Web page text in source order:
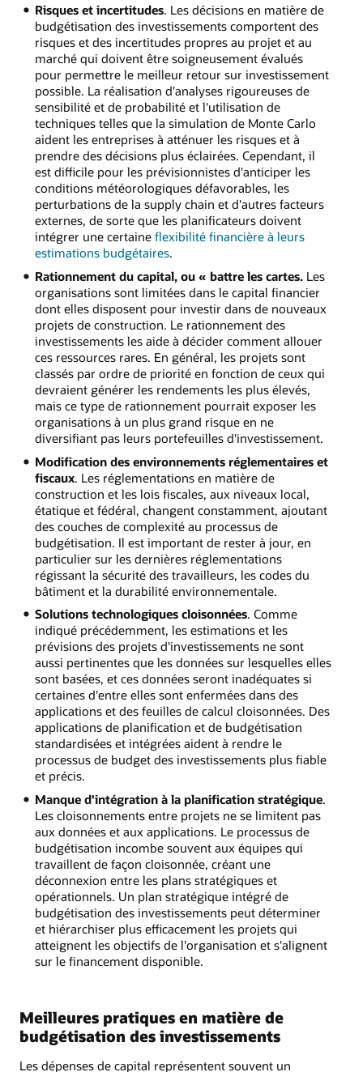
Risques et incertitudes. Les décisions en matière de
budgétisation des investissements comportent des
risques et des incertitudes propres au projet et au
marché qui doivent être soigneusement évalués
pour permettre le meilleur retour sur investissement
possible. La réalisation d'analyses rigoureuses de
sensibilité et de probabilité et l'utilisation de
techniques telles que la simulation de Monte Carlo
aident les entreprises à atténuer les risques et à
prendre des décisions plus éclairées. Cependant, il
est difficile pour les prévisionnistes d'anticiper les
conditions météorologiques défavorables, les
perturbations de la supply chain et d'autres facteurs
externes, de sorte que les planificateurs doivent
intégrer une certaine flexibilité financière à leurs
estimations budgétaires.
Rationnement du capital, ou « battre les cartes.Les
organisations sont limitées dans le capital financier
dont elles disposent pour investir dans de nouveaux
projets de construction. Le rationnement des
investissements les aide à décider comment allouer
ces ressources rares. En général, les projets sont
classés par ordre de priorité en fonction de ceux qui
devraient générer les rendements les plus élevés,
mais ce type de rationnement pourrait exposer les
organisations à un plus grand risque en ne
diversifiant pas leurs portefeuilles d'investissement.
Modification des environnements réglementaires et
fiscaux. Les réglementations en matière de
construction et les lois fiscales, aux niveaux local,
étatique et fédéral, changent constamment, ajoutant
des couches de complexité au processus de
budgétisation. Il est important de rester à jour, en
particulier sur les dernières réglementations
régissant la sécurité des travailleurs, les codes du
bâtiment et la durabilité environnementale.
Solutions technologiques cloisonnées. Comme
indiqué précédemment, les estimations et les
prévisions des projets d'investissements ne sont
aussi pertinentes que les données sur lesquelles elles
sont basées, et ces données seront inadéquates si
certaines d'entre elles sont enfermées dans des
applications et des feuilles de calcul cloisonnées. Des
applications de planification et de budgétisation
standardisées et intégrées aident à rendre le
processus de budget des investissements plus fiable
et précis.
Manque d'intégration à la planification stratégique.
Les cloisonnements entre projets ne se limitent pas
aux données et aux applications. Le processus de
budgétisation incombe souvent aux équipes qui
travaillent de façon cloisonnée, créant une
déconnexion entre les plans stratégiques et
opérationnels. Un plan stratégique intégré de
budgétisation des investissements peut déterminer
et hiérarchiser plus efficacement les projets qui
atteignent les objectifs de l'organisation et s'alignent
sur le financement disponible.
Meilleures pratiques en matière de
budgétisation des investissements
Les dépenses de capital représentent souvent un